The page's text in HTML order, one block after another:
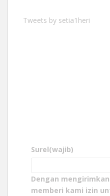
Tweets by setia1heri
Surel(wajib)
Dengan
memberi kami izin